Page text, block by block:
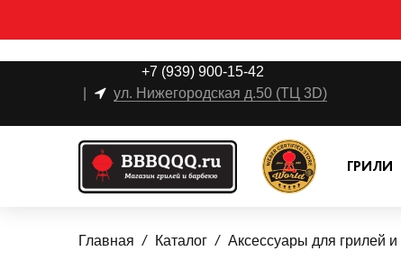
+7 (939) 900-15-42
ул. Нижегородская д.50 (ТЦ 3D)
ГРИЛИ
Главная Каталог Аксессуары для грилей